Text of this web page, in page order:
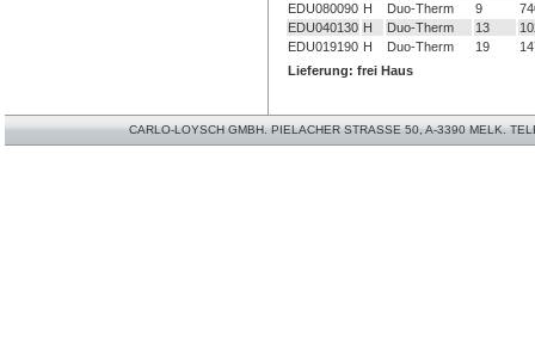
EDU080090 H Duo-Therm 9
EDU040130 H Duo-Therm 13
EDU019190 H Duo-Therm 19
Lieferung: frei Haus
CARLO-LOYSCH GMBH. PIELACHER STRASSE 50, A-3390 MELK.